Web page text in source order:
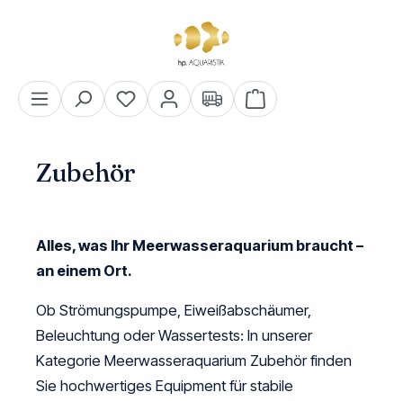
Warenkorb enthält 0
Zubehör
Alles, was Ihr Meerwasseraquarium braucht –
an einem Ort.
Ob Strömungspumpe, Eiweißabschäumer,
Beleuchtung oder Wassertests: In unserer
Kategorie Meerwasseraquarium Zubehörfinden
Sie hochwertiges Equipment für stabile